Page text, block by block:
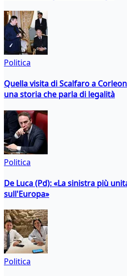
Politica
Quella visita di Scalfaro a
una storia che parla di legalità
Politica
De Luca (Pd): «La sinistra più
sull'Europa»
Politica